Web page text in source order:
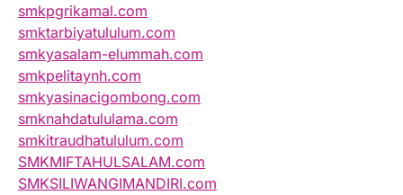
smkpgrikamal.com
smktarbiyatululum.com
smkyasalam-elummah.com
smkpelitaynh.com
smkyasinacigombong.com
smknahdatululama.com
smkitraudhatululum.com
SMKMIFTAHULSALAM.com
SMKSILIWANGIMANDIRI.com